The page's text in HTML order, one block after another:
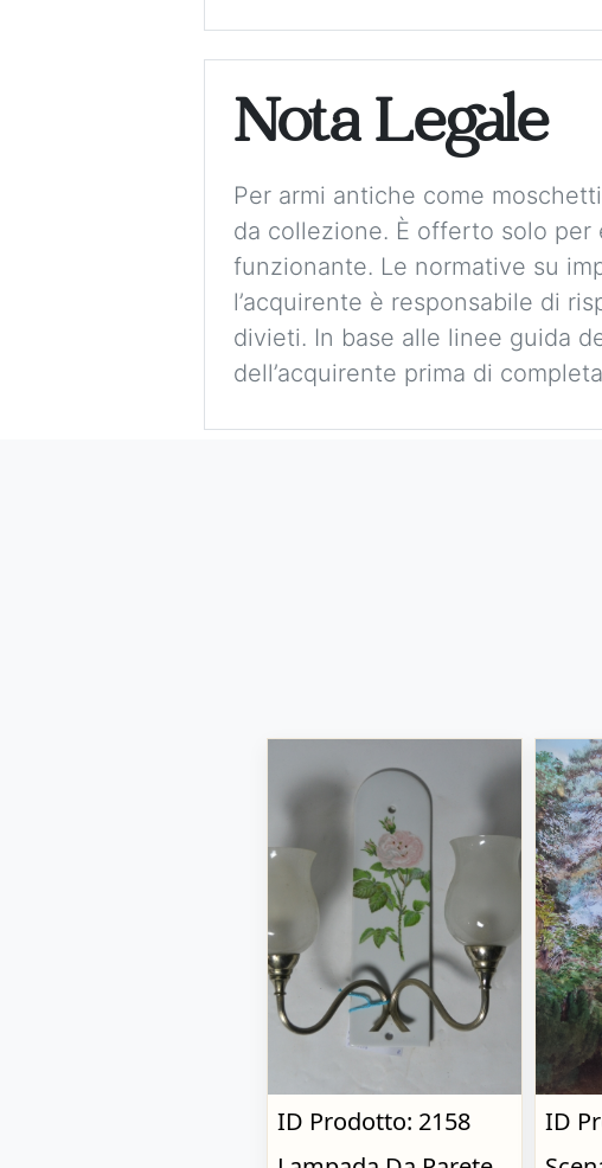
Nota Legale
Per armi antiche come
da collezione. È offerto solo
funzionante. Le normative su
l’acquirente è responsabile di
divieti. In base alle linee guida
dell’acquirente prima di
ID Prodotto: 2158
ID